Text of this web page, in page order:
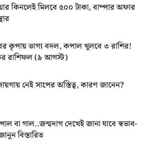
কিনলেই মিলবে ৫০০ টাকা, বাম্পার অফার
কৃপায় ভাগ্য বদল, কপাল খুলবে ৩ রাশির!
রাশিফল (৯ আগস্ট)
নেই সাপের অস্তিত্ব, কারণ জানেন?
বা গাল..জন্মদাগ দেখেই জানা যাবে স্বভাব-
বিস্তারিত